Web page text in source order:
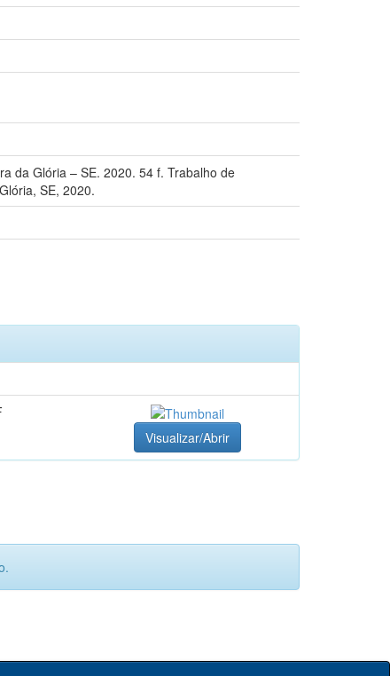
da Glória – SE. 2020. 54 f. Trabalho de
SE, 2020.
Visualizar/Abrir